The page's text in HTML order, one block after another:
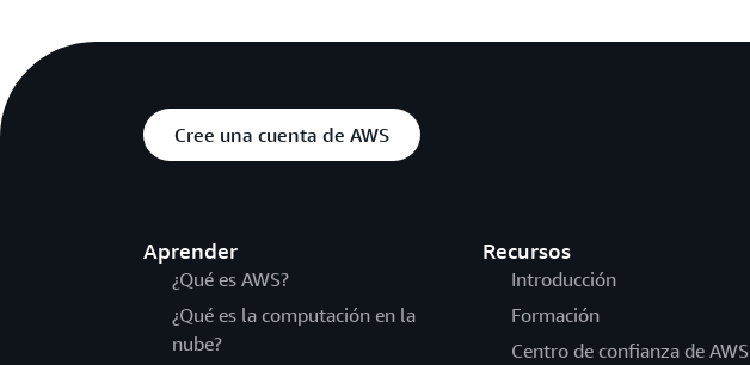
Cree una cuenta de AWS
Aprender
¿Qué es AWS?
¿Qué es la computación en la
nube?
Recursos
Introducción
Formación
Centro de confianza de AWS